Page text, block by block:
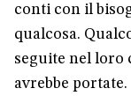
conti con il
qualcosa.
seguite nel loro
avrebbe portate.